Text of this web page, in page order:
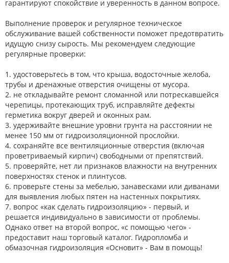
гарантируют спокойствие и уверенность в данном вопросе.
Выполнение проверок и регулярное техническое
обслуживание вашей собственности поможет предотвратить
идущую снизу сырость. Мы рекомендуем следующие
регулярные проверки:
1. удостоверьтесь в том, что крыша, водосточные желоба,
трубы и дренажные отверстия очищены от мусора.
2. не откладывайте ремонт сломанной или потрескавшейся
черепицы, протекающих труб, исправляйте дефекты
герметика вокруг дверей и оконных рам.
3. удерживайте внешние уровни грунта на расстоянии не
менее 150 мм от гидроизоляционной прослойки.
4. сохраняйте все вентиляционные отверстия (включая
проветриваемый кирпич) свободными от препятствий.
5. проверяйте, нет ли признаков влажности на внутренних
поверхностях стенок и плинтусов.
6. проверьте стены за мебелью, занавесками или диванами
для выявления любых пятен на настенных покрытиях.
7. вопрос «как сделать гидроизоляцию» - первый, и
решается индивидуально в зависимости от проблемы.
Однако ответ на второй вопрос, «с помощью чего» -
предоставит наш торговый каталог. Гидропломба и
обмазочная гидроизоляция «Основит» - Вам в помощь!